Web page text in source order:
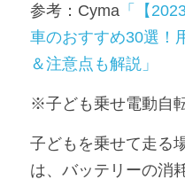
参考：Cyma 「【
車のおすすめ30選！
＆注意点も解説」
※子ども乗せ電動自
子どもを乗せて走る
は、バッテリーの消